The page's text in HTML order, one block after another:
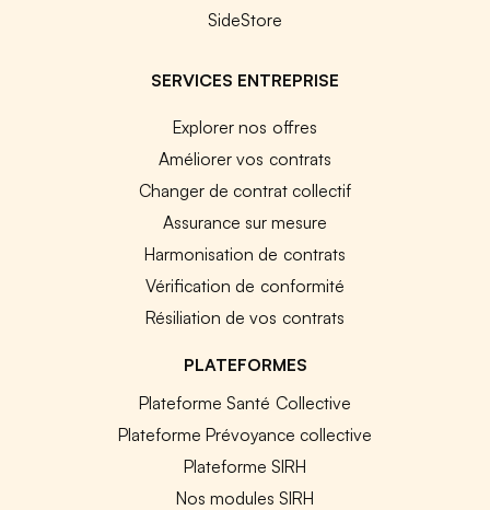
SideStore
SERVICES ENTREPRISE
Explorer nos offres
Améliorer vos contrats
Changer de contrat collectif
Assurance sur mesure
Harmonisation de contrats
Vérification de conformité
Résiliation de vos contrats
PLATEFORMES
Plateforme Santé Collective
Plateforme Prévoyance collective
Plateforme SIRH
Nos modules SIRH